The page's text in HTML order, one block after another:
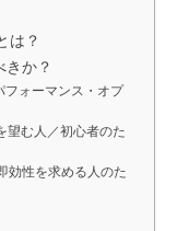
は？
きか？
フォーマンス・オプ
望む人／初心者のた
効性を求める人のた